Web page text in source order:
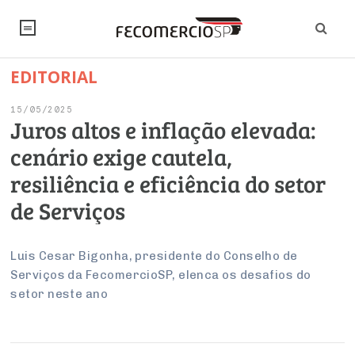
NOTÍCIAS
Artigos
Institucional
Debates Fecomercio-SP
PROJETOS ESPECIAIS:
UM BRASIL
Economia
Pesquisas
Brasil
Internacional
Modernização do Estado
Inteligência Artificial
Legislação
Empresas
Arbitragem e Mediação
Varejo
Sustentabilidade
PESQUISAS
FALE CONOSCO
Sobre
CONSELHOS
Conselho de Emprego e Relações do Trabalho
EDITORIAL
15/05/2025
Juros altos e inflação elevada:
cenário exige cautela,
resiliência e eficiência do setor
de Serviços
Luis Cesar Bigonha, presidente do Conselho de
Serviços da FecomercioSP, elenca os desafios do
setor neste ano